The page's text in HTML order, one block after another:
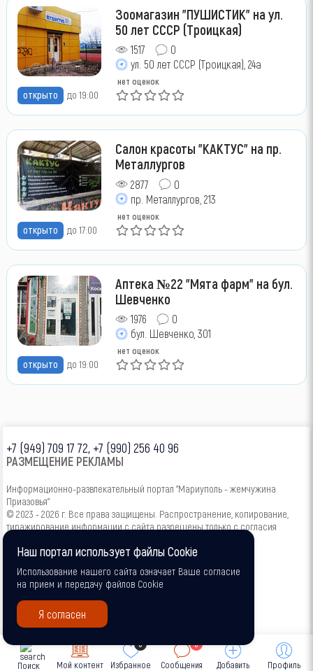
Поиск Мой контент
0
Избранное
0
Сообщения Добавить Профиль
открыто до 19:00
Зоомагазин "ПУШИСТИК" на ул.
50 лет СССР (Троицкая)
1517
0
ул. 50 лет СССР (Троицкая), 24а
нет оценок
открыто до 17:00
Салон красоты "КАКТУС" на пр.
Металлургов
2877
0
пр. Металлургов, 213
нет оценок
открыто до 19:00
Аптека №22 "Мята фарм" на бул.
Шевченко
1976
0
бул. Шевченко, 301
нет оценок
+7 (949) 709 17 72, +7 (990) 256 40 96
РАЗМЕЩЕНИЕ РЕКЛАМЫ
Информационно-развлекательный портал "Мариуполь - жемчужина
Приазовья"
© 2023 - 2026 г. Все права защищены. Распространение, копирование,
тиражирование информации с сайта разрешены только с согласия
16+
Наш портал использует файлы Cookie
Использование нашего сайта означает Ваше согласие
на прием и передачу файлов Cookie
Я согласен